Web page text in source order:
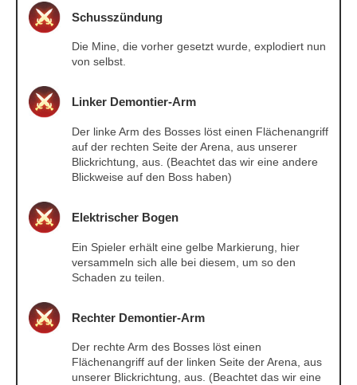
Schusszündung
Die Mine, die vorher gesetzt wurde, explodiert nun
von selbst.
Linker Demontier-Arm
Der linke Arm des Bosses löst einen Flächenangriff
auf der rechten Seite der Arena, aus unserer
Blickrichtung, aus. (Beachtet das wir eine andere
Blickweise auf den Boss haben)
Elektrischer Bogen
Ein Spieler erhält eine gelbe Markierung, hier
versammeln sich alle bei diesem, um so den
Schaden zu teilen.
Rechter Demontier-Arm
Der rechte Arm des Bosses löst einen
Flächenangriff auf der linken Seite der Arena, aus
unserer Blickrichtung, aus. (Beachtet das wir eine